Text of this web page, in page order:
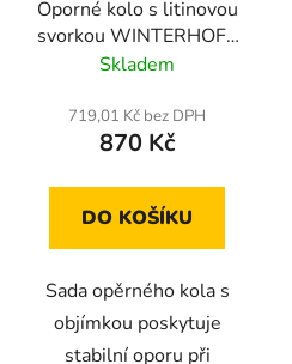
Oporné kolo s litinovou
svorkou WINTERHOFF
ST48-200V+KLE48-G
725 mm
Skladem
719,01 Kč bez DPH
870 Kč
DO KOŠÍKU
Sada opěrného kola s
objímkou ​​poskytuje
stabilní oporu při